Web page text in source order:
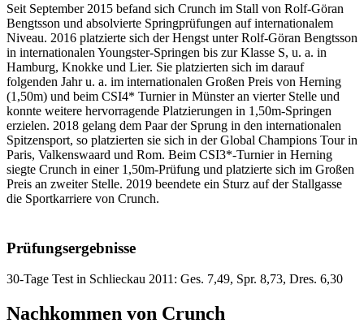
Seit September 2015 befand sich Crunch im Stall von Rolf-Göran
Bengtsson und absolvierte Springprüfungen auf internationalem
Niveau. 2016 platzierte sich der Hengst unter Rolf-Göran Bengtsson
in internationalen Youngster-Springen bis zur Klasse S, u. a. in
Hamburg, Knokke und Lier. Sie platzierten sich im darauf
folgenden Jahr u. a. im internationalen Großen Preis von Herning
(1,50m) und beim CSI4* Turnier in Münster an vierter Stelle und
konnte weitere hervorragende Platzierungen in 1,50m-Springen
erzielen. 2018 gelang dem Paar der Sprung in den internationalen
Spitzensport, so platzierten sie sich in der Global Champions Tour in
Paris, Valkenswaard und Rom. Beim CSI3*-Turnier in Herning
siegte Crunch in einer 1,50m-Prüfung und platzierte sich im Großen
Preis an zweiter Stelle. 2019 beendete ein Sturz auf der Stallgasse
die Sportkarriere von Crunch.
Prüfungsergebnisse
30-Tage Test in Schlieckau 2011: Ges. 7,49, Spr. 8,73, Dres. 6,30
Nachkommen von Crunch